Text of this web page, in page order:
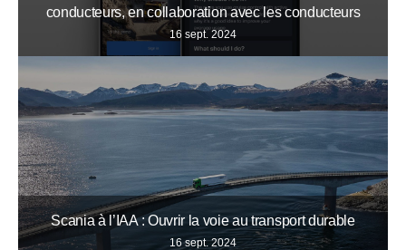
conducteurs, en collaboration avec les conducteurs
16 sept. 2024
Scania à l’IAA : Ouvrir la voie au transport durable
16 sept. 2024